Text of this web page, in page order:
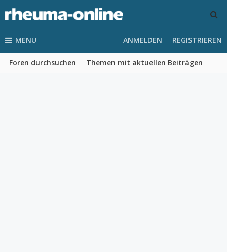
MENU
Foren durchsuchen Themen mit aktuellen Beiträgen
ANMELDEN REGISTRIEREN